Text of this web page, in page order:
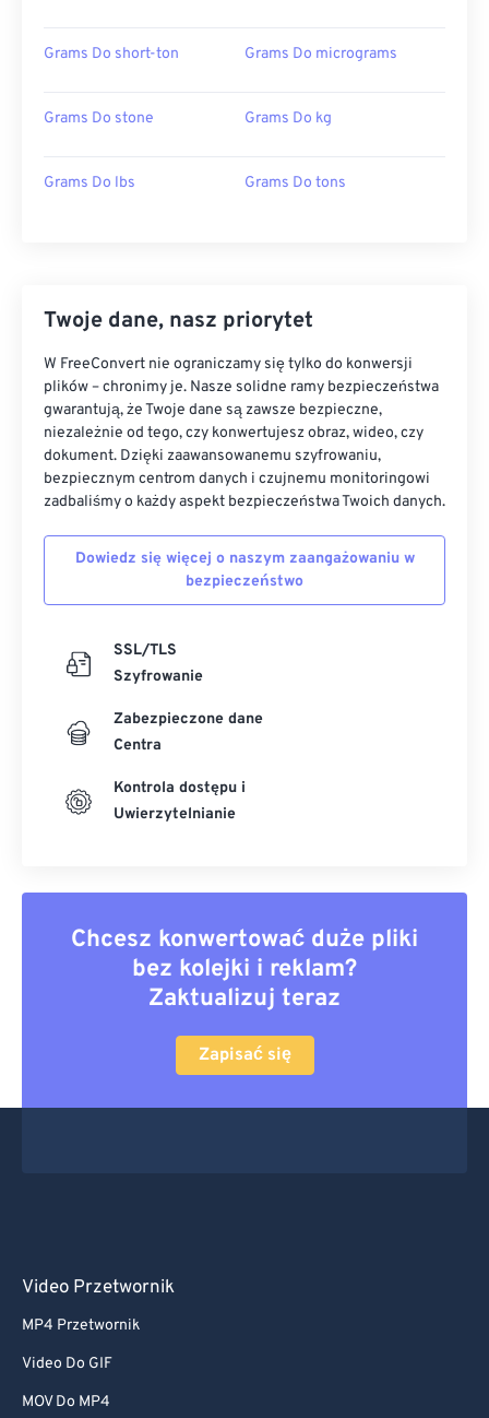
Grams Do short-ton Grams Do micrograms
Grams Do stone Grams Do kg
Grams Do lbs Grams Do tons
Twoje dane, nasz priorytet
W FreeConvert nie ograniczamy się tylko do konwersji
plików – chronimy je. Nasze solidne ramy bezpieczeństwa
gwarantują, że Twoje dane są zawsze bezpieczne,
niezależnie od tego, czy konwertujesz obraz, wideo, czy
dokument. Dzięki zaawansowanemu szyfrowaniu,
bezpiecznym centrom danych i czujnemu monitoringowi
zadbaliśmy o każdy aspekt bezpieczeństwa Twoich danych.
Dowiedz się więcej o naszym zaangażowaniu w
bezpieczeństwo
SSL/TLS
Szyfrowanie
Zabezpieczone dane
Centra
Kontrola dostępu i
Uwierzytelnianie
Chcesz konwertować duże pliki
bez kolejki i reklam?
Zaktualizuj teraz
Zapisać się
Video Przetwornik
MP4 Przetwornik
Video Do GIF
MOV Do MP4